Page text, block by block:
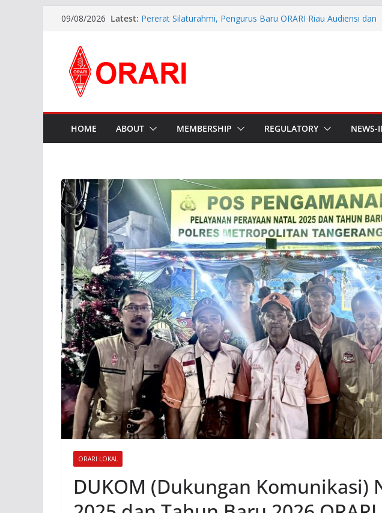
09/08/2026 Latest: Pererat Silaturahmi, Pengurus Baru ORARI Riau Audiensi dan
Preparatory Group for WRC-27 )
Aftiyedi Dalimunthe (YC5NNF) Resmi Pimpin ORARI Lokal
Perkokoh Sinergi Amatir Radio, Ketua Orari Daerah Riau
Beserta Jajaran Hadiri Muslok III Bengkalis
HOME ABOUT MEMBERSHIP REGULATORY NEWS-
ORARI LOKAL
DUKOM (Dukungan Komunikasi)